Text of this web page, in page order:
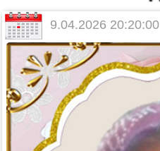
9.04.2026 20:20:00